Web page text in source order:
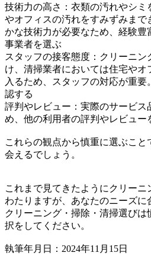
技術力の高さ：衣類の汚れやシミ
やオフィスの汚れをすみずみまで
かな技術力が必要なため、経験豊
事業者を選ぶ
スタッフの接客態度：クリーニ
け、清掃業者においては住宅やオ
入るため、スタッフの対応が重
認する
評判やレビュー：実際のサービス
め、他の利用者の評判やレビュー
これらの観点から慎重に選ぶこと
会えるでしょう。
これまで見てきたようにクリーニ
わたりますが、あなたのニーズに
クリーニング・掃除・清掃選び
択をしてください。
執筆年月日：2024年11月15日